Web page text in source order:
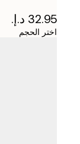
اختر الحجم